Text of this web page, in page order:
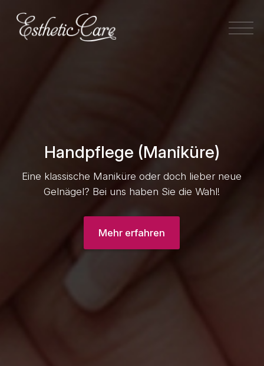
Handpflege (Maniküre)
Eine klassische Maniküre oder doch lieber neue
Gelnägel? Bei uns haben Sie die Wahl!
Mehr erfahren